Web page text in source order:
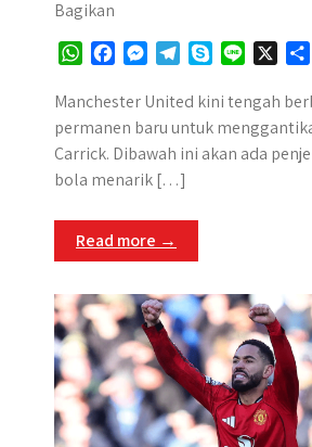
Bagikan
W
a
t
s
A
p
c
e
b
o
k
s
s
e
n
e
r
l
e
g
r
a
m
y
p
e
n
e
Manchester United kini tengah
permanen baru untuk
Carrick. Dibawah ini akan ada
bola menarik […]
Read more →